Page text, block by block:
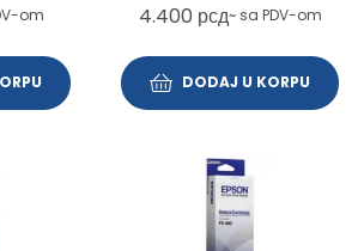
om 4.400 рсд~ sa PDV-om
DODAJ U KORPU